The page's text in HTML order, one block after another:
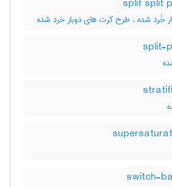
خُرد شده ، طرح کرت های دوبار خرد شده